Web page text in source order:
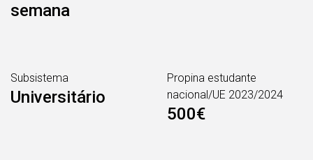
semana
Subsistema
Universitário
Propina estudante
nacional/UE 2023/2024
500€